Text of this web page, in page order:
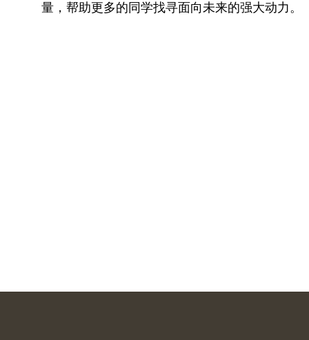
量，帮助更多的同学找寻面向未来的强大动力。